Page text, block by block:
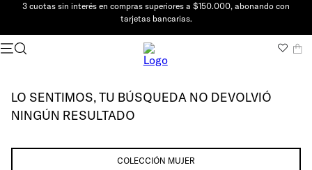
3 cuotas sin interés en compras superiores a $150.000, abonando con
tarjetas bancarias.
LO SENTIMOS, TU BÚSQUEDA NO DEVOLVIÓ
NINGÚN RESULTADO
COLECCIÓN MUJER